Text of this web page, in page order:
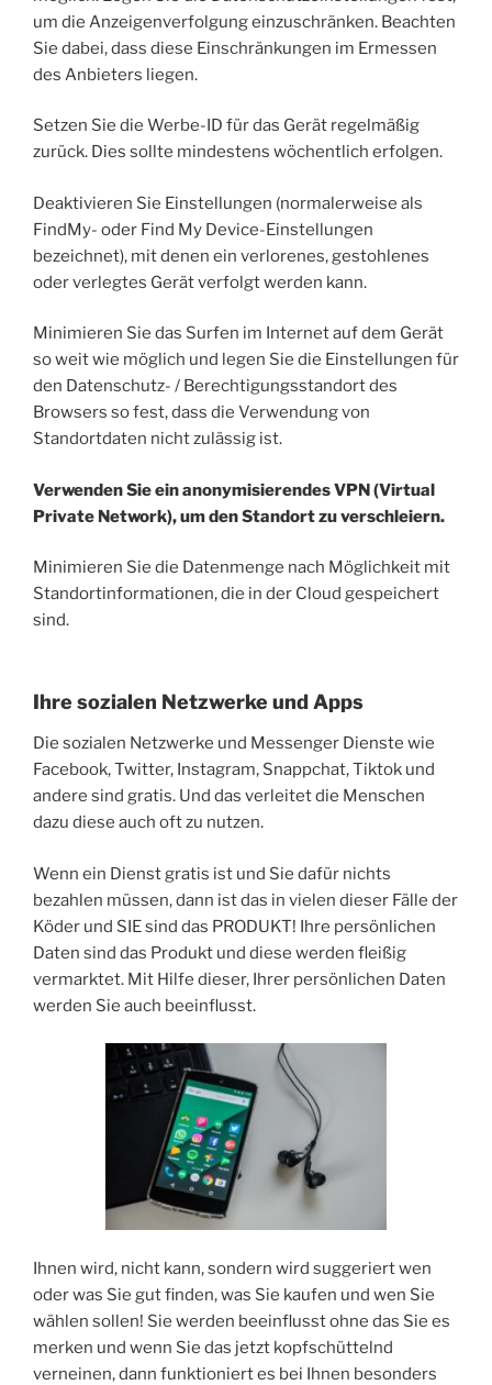
um die Anzeigenverfolgung einzuschränken. Beachten
Sie dabei, dass diese Einschränkungen im Ermessen
des Anbieters liegen.
Setzen Sie die Werbe-ID für das Gerät regelmäßig
zurück. Dies sollte mindestens wöchentlich erfolgen.
Deaktivieren Sie Einstellungen (normalerweise als
FindMy- oder Find My Device-Einstellungen
bezeichnet), mit denen ein verlorenes, gestohlenes
oder verlegtes Gerät verfolgt werden kann.
Minimieren Sie das Surfen im Internet auf dem Gerät
so weit wie möglich und legen Sie die Einstellungen für
den Datenschutz- / Berechtigungsstandort des
Browsers so fest, dass die Verwendung von
Standortdaten nicht zulässig ist.
Verwenden Sie ein anonymisierendes VPN (Virtual
Private Network), um den Standort zu verschleiern.
Minimieren Sie die Datenmenge nach Möglichkeit mit
Standortinformationen, die in der Cloud gespeichert
sind.
Ihre sozialen Netzwerke und Apps
Die sozialen Netzwerke und Messenger Dienste wie
Facebook, Twitter, Instagram, Snappchat, Tiktok und
andere sind gratis. Und das verleitet die Menschen
dazu diese auch oft zu nutzen.
Wenn ein Dienst gratis ist und Sie dafür nichts
bezahlen müssen, dann ist das in vielen dieser Fälle der
Köder und SIE sind das PRODUKT! Ihre persönlichen
Daten sind das Produkt und diese werden fleißig
vermarktet. Mit Hilfe dieser, Ihrer persönlichen Daten
werden Sie auch beeinflusst.
Ihnen wird, nicht kann, sondern wird suggeriert wen
oder was Sie gut finden, was Sie kaufen und wen Sie
wählen sollen! Sie werden beeinflusst ohne das Sie es
merken und wenn Sie das jetzt kopfschüttelnd
verneinen, dann funktioniert es bei Ihnen besonders